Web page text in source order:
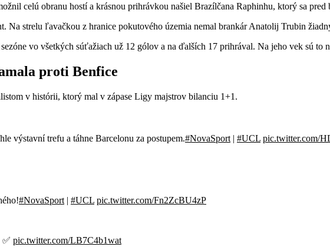
celú obranu hostí a krásnou prihrávkou našiel Brazílčana Raphinhu, ktorý sa pred
Na strelu ľavačkou z hranice pokutového územia nemal brankár Anatolij Trubin
vo všetkých súťažiach už 12 gólov a na ďalších 17 prihrával. Na jeho vek sú to
proti Benfice
v histórii, ktorý mal v zápase Ligy majstrov bilanciu 1+1.
trefu a táhne Barcelonu za postupem.#NovaSport | #UCL pic.twitter.com/
#NovaSport | #UCL pic.twitter.com/Fn2ZcBU4zP
✅ pic.twitter.com/LB7C4b1wat